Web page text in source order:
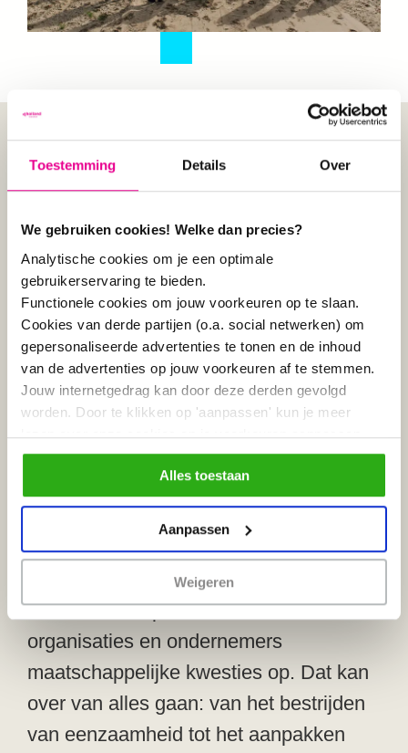
Toestemming Details Over
We gebruiken cookies! Welke dan precies?
Analytische cookies om je een optimale
gebruikerservaring te bieden.
Functionele cookies om jouw voorkeuren op te slaan.
Cookies van derde partijen (o.a. social netwerken) om
gepersonaliseerde advertenties te tonen en de inhoud
van de advertenties op jouw voorkeuren af te stemmen.
Jouw internetgedrag kan door deze derden gevolgd
worden. Door te klikken op 'aanpassen' kun je meer
lezen over onze cookies en je voorkeuren aanpassen.
Door op 'Alles toestaan' te klikken, ga je akkoord met het
gebruik van alle cookies zoals omschreven in
onscookiebeleid.
Alles toestaan
Aanpassen
Weigeren
INHOLLAND
URBAN LIVING
LABS
Het Sluislab is een nieuwkomer in het
netwerk van Inholland Urban Living
Labs, waarin studenten van
verschillende opleidingen praktijkgericht
verbinden de hogeschool met de wereld
daarbuiten. Studenten, docenten en
onderzoekers pakken met bewoners,
organisaties en ondernemers
maatschappelijke kwesties op. Dat kan
over van alles gaan: van het bestrijden
van eenzaamheid tot het aanpakken